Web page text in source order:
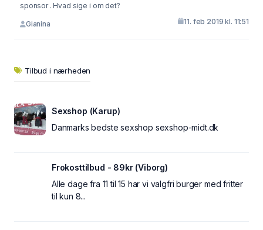
sponsor . Hvad sige i om det?
Gianina 11. feb 2019 kl. 11:51
Tilbud i nærheden
Sexshop (Karup)
Danmarks bedste sexshop sexshop-midt.dk
Frokosttilbud - 89kr (Viborg)
Alle dage fra 11 til 15 har vi valgfri burger med fritter
til kun 8...